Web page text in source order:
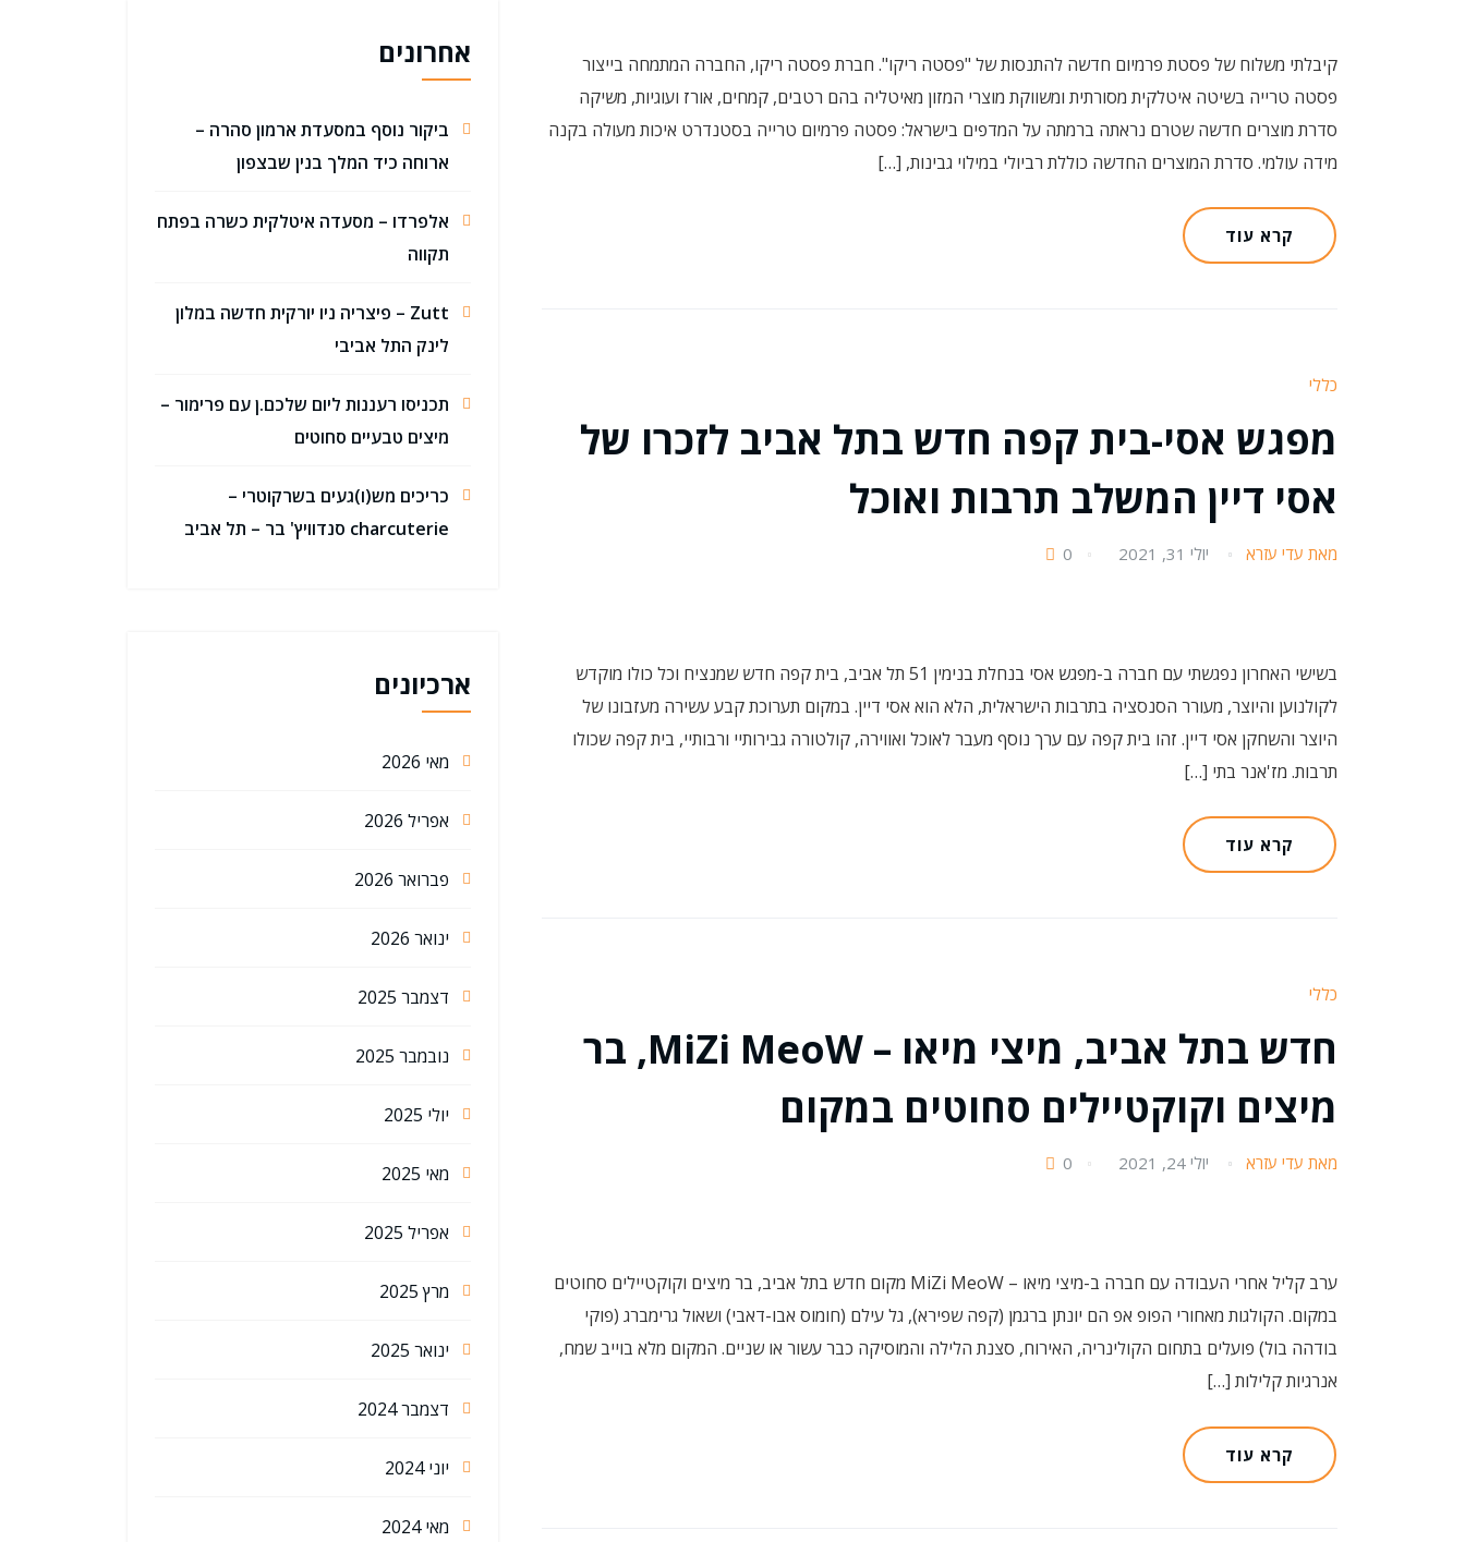
קיבלתי משלוח של פסטת פרמיום חדשה להתנסות של "פסטה ריקו". חברת פסטה ריקו, החברה המתמחה בייצור
פסטה טרייה בשיטה איטלקית מסורתית ומשווקת מוצרי המזון מאיטליה בהם רטבים, קמחים, אורז ועוגיות, משיקה
סדרת מוצרים חדשה שטרם נראתה ברמתה על המדפים בישראל: פסטה פרמיום טרייה בסטנדרט איכות מעולה בקנה
מידה עולמי. סדרת המוצרים החדשה כוללת רביולי במילוי גבינות, […]
קרא עוד
כללי
מפגש אסי-בית קפה חדש בתל אביב לזכרו של
אסי דיין המשלב תרבות ואוכל
מאת עדי עזרא יולי 31, 2021 0
בשישי האחרון נפגשתי עם חברה ב-מפגש אסי בנחלת בנימין 51 תל אביב, בית קפה חדש שמנציח וכל כולו מוקדש
לקולנוען והיוצר, מעורר הסנסציה בתרבות הישראלית, הלא הוא אסי דיין. במקום תערוכת קבע עשירה מעזבונו של
היוצר והשחקן אסי דיין. זהו בית קפה עם ערך נוסף מעבר לאוכל ואווירה, קולטורה גבירותיי ורבותיי, בית קפה שכולו
תרבות. מז'אנר בתי […]
קרא עוד
כללי
חדש בתל אביב, מיצי מיאו – MiZi MeoW, בר
מיצים וקוקטיילים סחוטים במקום
מאת עדי עזרא יולי 24, 2021 0
ערב קליל אחרי העבודה עם חברה ב-מיצי מיאו – MiZi MeoW מקום חדש בתל אביב, בר מיצים וקוקטיילים סחוטים
במקום. הקולגות מאחורי הפופ אפ הם יונתן ברגמן (קפה שפירא), גל עילם (חומוס אבו-דאבי) ושאול גרימברג (פוקי
בודהה בול) פועלים בתחום הקולינריה, האירוח, סצנת הלילה והמוסיקה כבר עשור או שניים. המקום מלא בוייב שמח,
אנרגיות קלילות […]
קרא עוד
אחרונים
ביקור נוסף במסעדת ארמון סהרה –
ארוחה כיד המלך בנין שבצפון
אלפרדו – מסעדה איטלקית כשרה בפתח
תקווה
Zutt – פיצריה ניו יורקית חדשה במלון
לינק התל אביבי
תכניסו רעננות ליום שלכם.ן עם פרימור –
מיצים טבעיים סחוטים
כריכים מש(ו)געים בשרקוטרי –
charcuterie סנדוויץ' בר – תל אביב
ארכיונים
מאי 2026
אפריל 2026
פברואר 2026
ינואר 2026
דצמבר 2025
נובמבר 2025
יולי 2025
מאי 2025
אפריל 2025
מרץ 2025
ינואר 2025
דצמבר 2024
יוני 2024
מאי 2024